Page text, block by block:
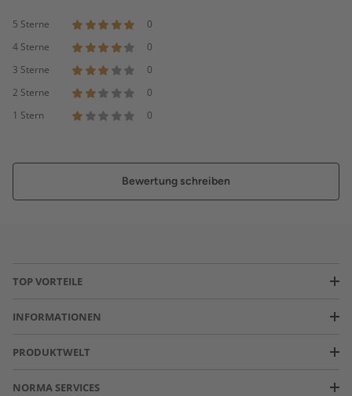
5 Sterne
0
4 Sterne
0
3 Sterne
0
2 Sterne
0
1 Stern
0
Bewertung schreiben
TOP VORTEILE
INFORMATIONEN
PRODUKTWELT
NORMA SERVICES